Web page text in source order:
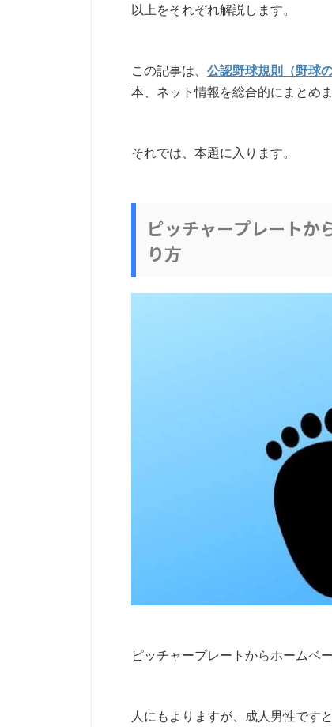
以上をそれぞれ解説します。
この記事は、 公認野球規則（野球
本、ネット情報を総合的にまとめま
それでは、本題に入ります。
ピッチャープレート
り方
ピッチャープレートからホームベ
人にもよりますが、成人男性です